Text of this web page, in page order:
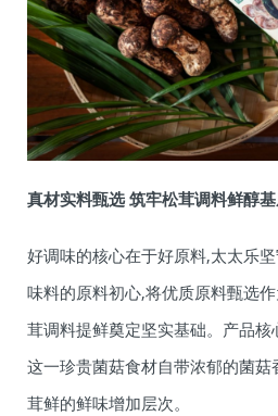
真材实料甄选 筑牢松茸调料鲜醇
好调味的核心在于好原料,太太乐
味料的原料初心,将优质原料甄选
茸调料提鲜奠定坚实基础。产品
这一珍贵菌菇食材自带浓郁的菌
茸鲜的鲜味增加层次。